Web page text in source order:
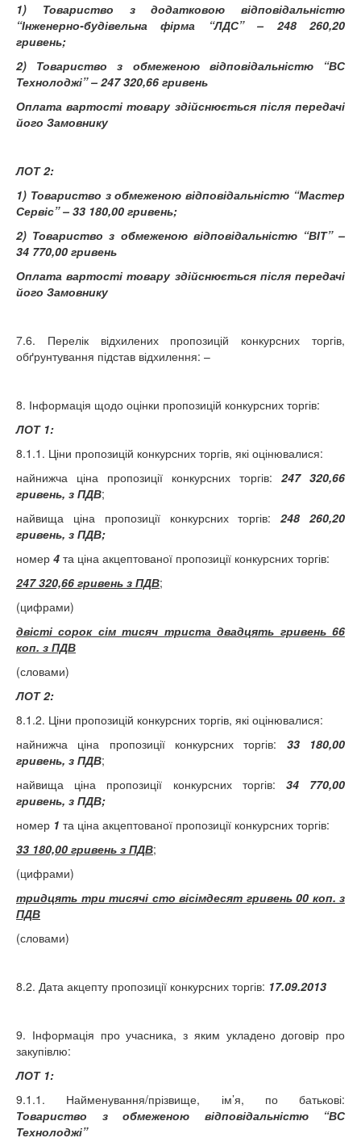
1)
Товариство з додатковою відповідальністю
“Інженерно-будівельна фірма “ЛДС” – 248 260,20
гривень;
2) Товариство з обмеженою відповідальністю “ВС
Технолоджі” – 247 320,66 гривень
Оплата вартості товару здійснюється після передачі
його Замовнику
ЛОТ 2:
1) Товариство з обмеженою відповідальністю “Мастер
Сервіс” – 33 180,00 гривень;
2) Товариство з обмеженою відповідальністю “ВІТ” –
34 770,00 гривень
Оплата вартості товару здійснюється після передачі
його Замовнику
7.6. Перелік відхилених пропозицій конкурсних торгів,
обґрунтування підстав відхилення: –
8. Інформація щодо оцінки пропозицій конкурсних торгів:
ЛОТ 1:
8.1.1. Ціни пропозицій конкурсних торгів, які оцінювалися:
найнижча ціна пропозиції конкурсних торгів: 247 320,66
гривень, з ПДВ;
найвища ціна пропозиції конкурсних торгів:248 260,20
гривень, з ПДВ;
номер 4 та ціна акцептованої пропозиції конкурсних торгів:
247 320,66 гривень з ПДВ;
(цифрами)
двісті сорок сім тисяч триста двадцять гривень 66
коп. з ПДВ
(словами)
ЛОТ 2:
8.1.2. Ціни пропозицій конкурсних торгів, які оцінювалися:
найнижча ціна пропозиції конкурсних торгів: 33 180,00
гривень, з ПДВ;
найвища ціна пропозиції конкурсних торгів: 34 770,00
гривень, з ПДВ;
номер 1 та ціна акцептованої пропозиції конкурсних торгів:
33 180,00 гривень з ПДВ;
(цифрами)
тридцять три тисячі сто вісімдесят гривень 00 коп. з
ПДВ
(словами)
8.2. Дата акцепту пропозиції конкурсних торгів: 17.09.2013
9. Інформація про учасника, з яким укладено договір про
закупівлю:
ЛОТ 1:
9.1.1. Найменування/прізвище, ім’я, по батькові:
Товариство з обмеженою відповідальністю “ВС
Технолоджі”